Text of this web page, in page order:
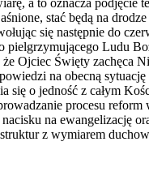
stać będą na drodze
się następnie do
pielgrzymującego Ludu
Ojciec Święty zachęca
na obecną
się o jedność z całym
procesu reform
na ewangelizację
z wymiarem